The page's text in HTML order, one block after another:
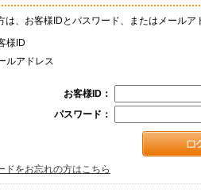
は、お客様IDとパスワード、またはメールア
様ID
ルアドレス
お客様ID：
パスワード：
ドをお忘れの方はこちら